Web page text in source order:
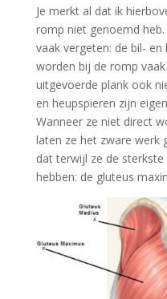
Je merkt al dat ik
romp niet genoemd
vaak vergeten: de bil-
worden bij de romp
uitgevoerde plank ook
en heupspieren zijn
Wanneer ze niet direct
laten ze het zware werk
dat terwijl ze de
hebben: de gluteus